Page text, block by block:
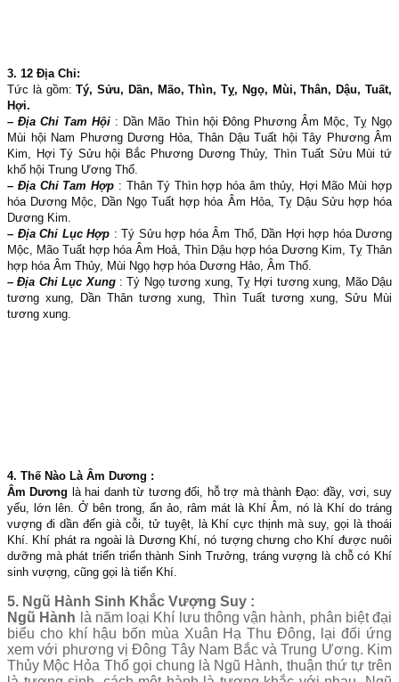
3. 12 Địa Chi:
Tức là gồm:Tý, Sửu, Dần, Mão, Thìn, Tỵ, Ngọ, Mùi, Thân, Dậu, Tuất,
Hợi.
– Địa Chi Tam Hội : Dần Mão Thìn hội Đông Phương Âm Mộc, Tỵ Ngọ
Mùi hội Nam Phương Dương Hỏa, Thân Dậu Tuất hội Tây Phương Âm
Kim, Hợi Tý Sửu hội Bắc Phương Dương Thủy, Thìn Tuất Sửu Mùi tứ
khố hội Trung Ương Thổ.
– Địa Chi Tam Hợp : Thân Tý Thìn hợp hóa âm thủy, Hợi Mão Mùi hợp
hóa Dương Mộc, Dần Ngọ Tuất hợp hóa Âm Hỏa, Tỵ Dậu Sửu hợp hóa
Dương Kim.
– Địa Chi Lục Hợp : Tý Sửu hợp hóa Âm Thổ, Dần Hợi hợp hóa Dương
Mộc, Mão Tuất hợp hóa Âm Hoả, Thìn Dậu hợp hóa Dương Kim, Tỵ Thân
hợp hóa Âm Thủy, Mùi Ngọ hợp hóa Dương Hảo, Âm Thổ.
– Địa Chi Lục Xung : Tý Ngọ tương xung, Tỵ Hợi tương xung, Mão Dậu
tương xung, Dần Thân tương xung, Thìn Tuất tương xung, Sửu Mùi
tương xung.
4. Thế Nào Là Âm Dương :
Âm Dương là hai danh từ tương đối, hỗ trợ mà thành Đạo: đầy, vơi, suy
yếu, lớn lên. Ở bên trong, ẩn ảo, râm mát là Khí Âm, nó là Khí do tráng
vượng đi dần đến già cỗi, tử tuyệt, là Khí cực thịnh mà suy, gọi là thoái
Khí. Khí phát ra ngoài là Dương Khí, nó tượng chưng cho Khí được nuôi
dưỡng mà phát triển triển thành Sinh Trưởng, tráng vượng là chỗ có Khí
sinh vượng, cũng gọi là tiến Khí.
5. Ngũ Hành Sinh Khắc Vượng Suy :
Ngũ Hành là năm loại Khí lưu thông vận hành, phân biệt đại
biểu cho khí hậu bốn mùa Xuân Hạ Thu Đông, lại đối ứng
xem với phương vị Đông Tây Nam Bắc và Trung Ương. Kim
Thủy Mộc Hỏa Thổ gọi chung là Ngũ Hành, thuận thứ tự trên